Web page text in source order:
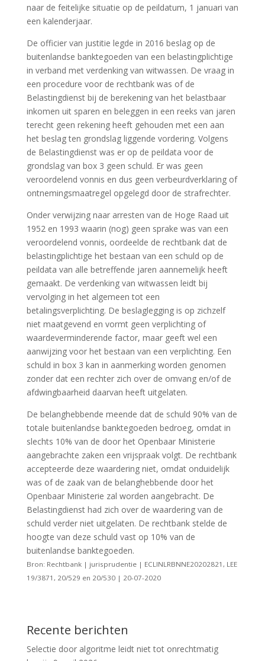
naar de feitelijke situatie op de peildatum, 1 januari van
een kalenderjaar.
De officier van justitie legde in 2016 beslag op de
buitenlandse banktegoeden van een belastingplichtige
in verband met verdenking van witwassen. De vraag in
een procedure voor de rechtbank was of de
Belastingdienst bij de berekening van het belastbaar
inkomen uit sparen en beleggen in een reeks van jaren
terecht geen rekening heeft gehouden met een aan
het beslag ten grondslag liggende vordering. Volgens
de Belastingdienst was er op de peildata voor de
grondslag van box 3 geen schuld. Er was geen
veroordelend vonnis en dus geen verbeurdverklaring of
ontnemingsmaatregel opgelegd door de strafrechter.
Onder verwijzing naar arresten van de Hoge Raad uit
1952 en 1993 waarin (nog) geen sprake was van een
veroordelend vonnis, oordeelde de rechtbank dat de
belastingplichtige het bestaan van een schuld op de
peildata van alle betreffende jaren aannemelijk heeft
gemaakt. De verdenking van witwassen leidt bij
vervolging in het algemeen tot een
betalingsverplichting. De beslaglegging is op zichzelf
niet maatgevend en vormt geen verplichting of
waardeverminderende factor, maar geeft wel een
aanwijzing voor het bestaan van een verplichting. Een
schuld in box 3 kan in aanmerking worden genomen
zonder dat een rechter zich over de omvang en/of de
afdwingbaarheid daarvan heeft uitgelaten.
De belanghebbende meende dat de schuld 90% van de
totale buitenlandse banktegoeden bedroeg, omdat in
slechts 10% van de door het Openbaar Ministerie
aangebrachte zaken een vrijspraak volgt. De rechtbank
accepteerde deze waardering niet, omdat onduidelijk
was of de zaak van de belanghebbende door het
Openbaar Ministerie zal worden aangebracht. De
Belastingdienst had zich over de waardering van de
schuld verder niet uitgelaten. De rechtbank stelde de
hoogte van deze schuld vast op 10% van de
buitenlandse banktegoeden.
Bron: Rechtbank | jurisprudentie | ECLINLRBNNE20202821, LEE
19/3871, 20/529 en 20/530 | 20-07-2020
Recente berichten
Selectie door algoritme leidt niet tot onrechtmatig